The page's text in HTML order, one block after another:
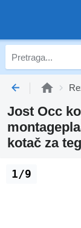
Jost Occ
kotač za
1/9